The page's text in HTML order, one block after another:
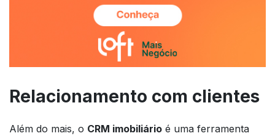
Relacionamento com clientes
Além do mais, o CRM imobiliário é uma ferramenta